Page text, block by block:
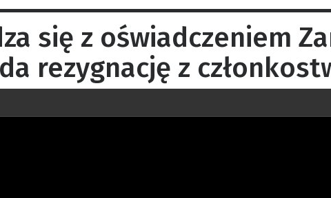
się z oświadczeniem
rezygnację z